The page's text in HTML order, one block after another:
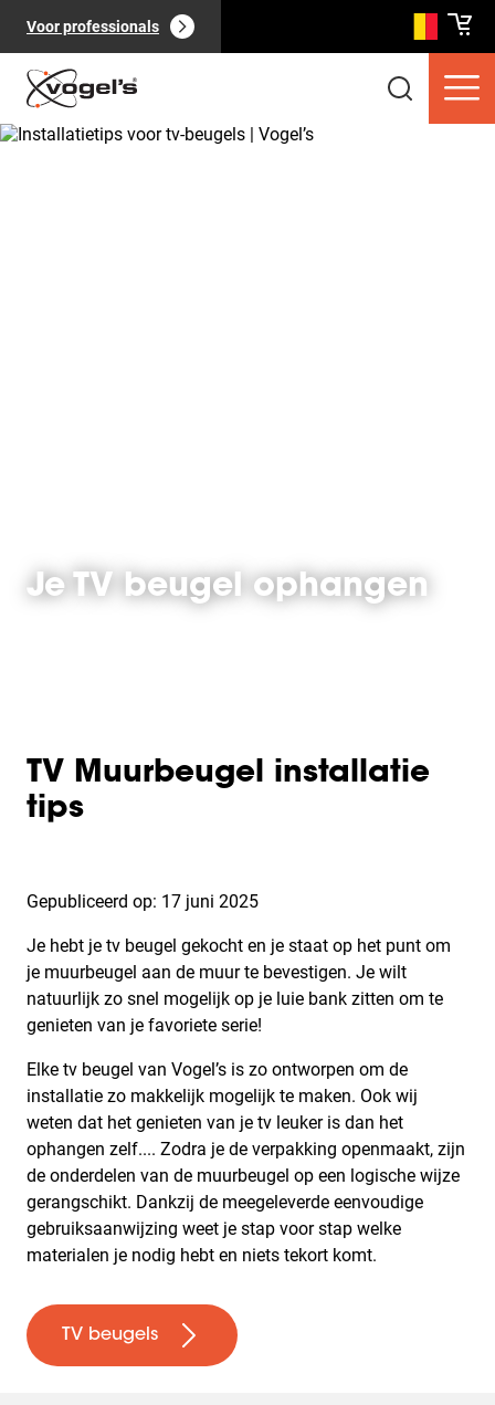
Voor professionals
Je TV beugel ophangen
TV Muurbeugel installatie
tips
Gepubliceerd op: 17 juni 2025
Je hebt je tv beugel gekocht en je staat op het punt om
je muurbeugel aan de muur te bevestigen. Je wilt
natuurlijk zo snel mogelijk op je luie bank zitten om te
genieten van je favoriete serie!
Elke tv beugel van Vogel’s is zo ontworpen om de
installatie zo makkelijk mogelijk te maken. Ook wij
weten dat het genieten van je tv leuker is dan het
ophangen zelf.... Zodra je de verpakking openmaakt, zijn
de onderdelen van de muurbeugel op een logische wijze
gerangschikt. Dankzij de meegeleverde eenvoudige
gebruiksaanwijzing weet je stap voor stap welke
materialen je nodig hebt en niets tekort komt.
TV beugels